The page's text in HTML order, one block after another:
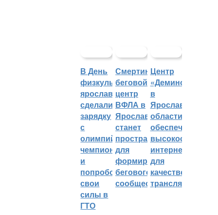
В День
физкультурника
ярославцы
сделали
зарядку
с
олимпийским
чемпионом
и
попробовали
свои
силы в
ГТО
Смертин:
беговой
центр
ВФЛА в
Ярославле
станет
пространством
для
формирования
бегового
сообщества
Центр
«Демино»
в
Ярославской
области
обеспечивают
интернетом
для
качественных
трансляций